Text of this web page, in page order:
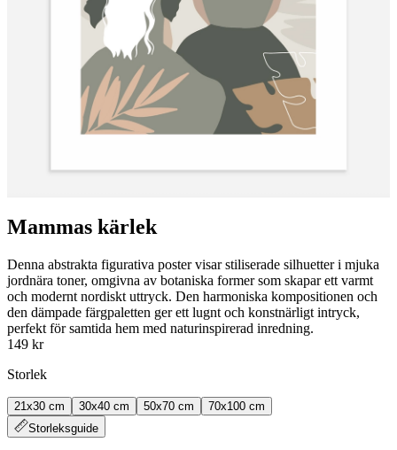
Mammas kärlek
Denna abstrakta figurativa poster visar stiliserade silhuetter i mjuka
jordnära toner, omgivna av botaniska former som skapar ett varmt
och modernt nordiskt uttryck. Den harmoniska kompositionen och
den dämpade färgpaletten ger ett lugnt och konstnärligt intryck,
perfekt för samtida hem med naturinspirerad inredning.
149 kr
Storlek
21x30 cm 30x40 cm 50x70 cm
70x100 cm
Storleksguide